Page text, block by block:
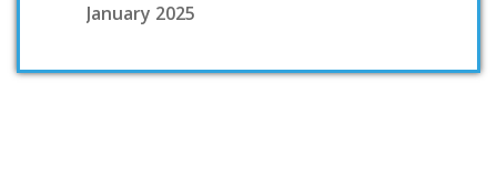
January 2025